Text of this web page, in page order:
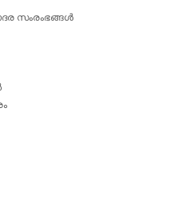
സംരംഭങ്ങള്‍